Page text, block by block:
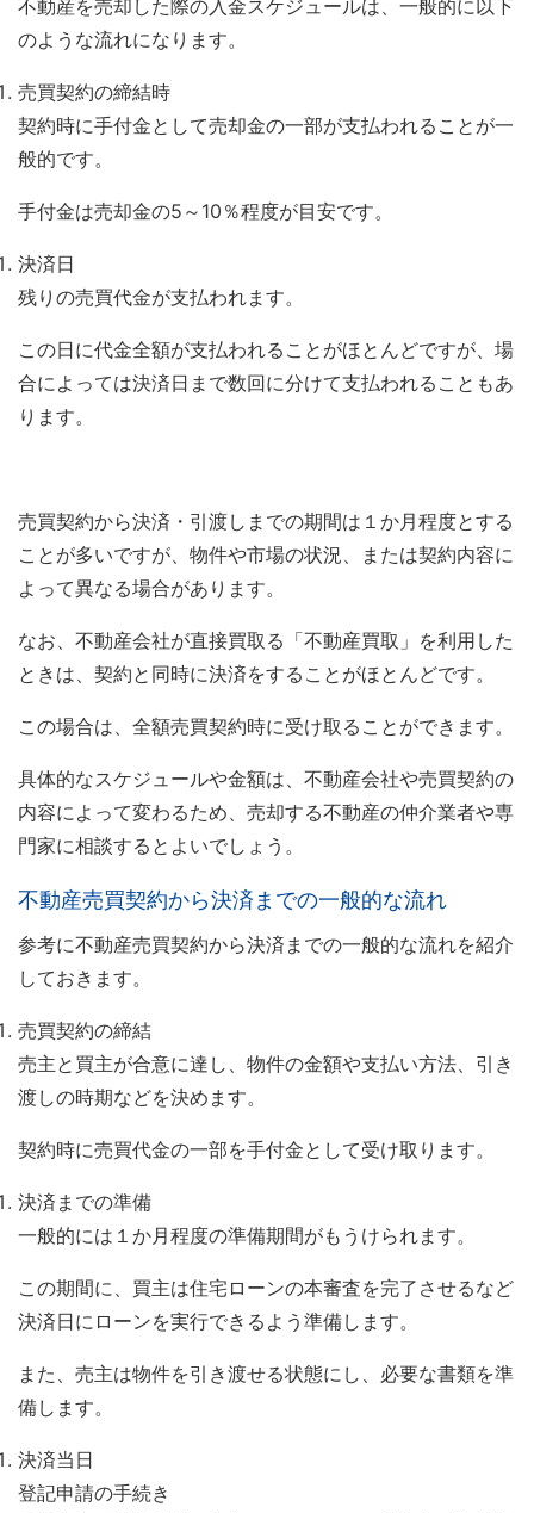
不動産を売却した際の入金スケジュールは、一般的に以下
のような流れになります。
売買契約の締結時
契約時に手付金として売却金の一部が支払われることが一
般的です。
手付金は売却金の5～10％程度が目安です。
決済日
残りの売買代金が支払われます。
この日に代金全額が支払われることがほとんどですが、場
合によっては決済日まで数回に分けて支払われることもあ
ります。
売買契約から決済・引渡しまでの期間は１か月程度とする
ことが多いですが、物件や市場の状況、または契約内容に
よって異なる場合があります。
なお、不動産会社が直接買取る「不動産買取」を利用した
ときは、契約と同時に決済をすることがほとんどです。
この場合は、全額売買契約時に受け取ることができます。
具体的なスケジュールや金額は、不動産会社や売買契約の
内容によって変わるため、売却する不動産の仲介業者や専
門家に相談するとよいでしょう。
不動産売買契約から決済までの一般的な流れ
参考に不動産売買契約から決済までの一般的な流れを紹介
しておきます。
売買契約の締結
売主と買主が合意に達し、物件の金額や支払い方法、引き
渡しの時期などを決めます。
契約時に売買代金の一部を手付金として受け取ります。
決済までの準備
一般的には１か月程度の準備期間がもうけられます。
この期間に、買主は住宅ローンの本審査を完了させるなど
決済日にローンを実行できるよう準備します。
また、売主は物件を引き渡せる状態にし、必要な書類を準
備します。
決済当日
登記申請の手続き